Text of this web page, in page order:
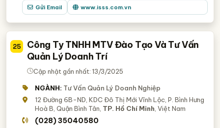
Gửi Email www.isss.com.vn
25
Công Ty TNHH MTV Đào Tạo Và Tư Vấn
Quản Lý Doanh Trí
Cập nhật gần nhất: 13/3/2025
NGÀNH: Tư Vấn Quản Lý Doanh Nghiệp
12 Đường 6B-ND, KDC Đô Thị Mới Vĩnh Lộc, P. Bình Hưng
Hoà B, Quận Bình Tân, TP. Hồ Chí Minh , Việt Nam
(028) 35040580